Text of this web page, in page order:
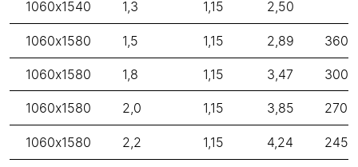
1060x1540 1,3 1,15 2,50
1060x1580 1,5 1,15 2,89 360
1060x1580 1,8 1,15 3,47 300
1060x1580 2,0 1,15 3,85 270
1060x1580 2,2 1,15 4,24 245